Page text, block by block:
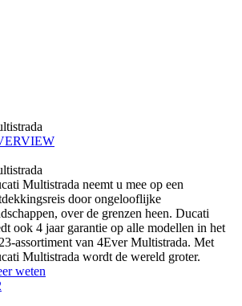
Multistrada neemt u mee op een
door ongelooflijke
over de grenzen heen. Ducati
ook 4 jaar garantie op alle modellen in het
assortiment van 4Ever Multistrada. Met
Multistrada wordt de wereld groter.
weten